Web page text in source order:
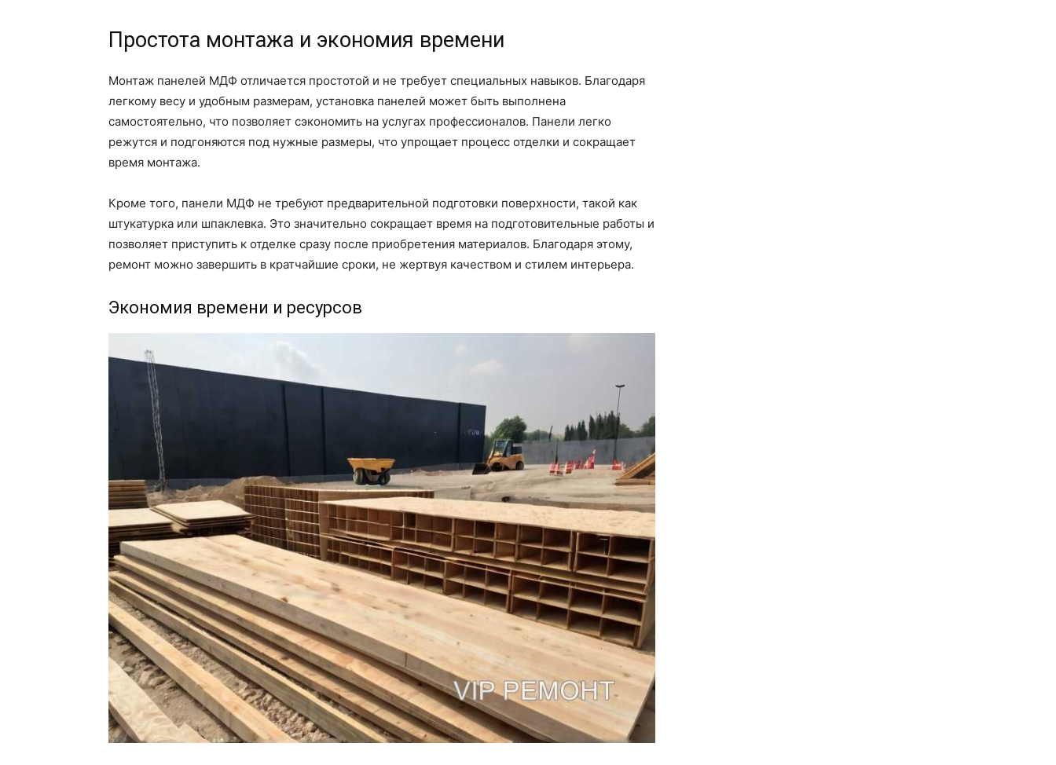
Простота монтажа и экономия времени
Монтаж панелей МДФ отличается простотой и не требует специальных навыков. Благодаря
легкому весу и удобным размерам, установка панелей может быть выполнена
самостоятельно, что позволяет сэкономить на услугах профессионалов. Панели легко
режутся и подгоняются под нужные размеры, что упрощает процесс отделки и сокращает
время монтажа.
Кроме того, панели МДФ не требуют предварительной подготовки поверхности, такой как
штукатурка или шпаклевка. Это значительно сокращает время на подготовительные работы и
позволяет приступить к отделке сразу после приобретения материалов. Благодаря этому,
ремонт можно завершить в кратчайшие сроки, не жертвуя качеством и стилем интерьера.
Экономия времени и ресурсов